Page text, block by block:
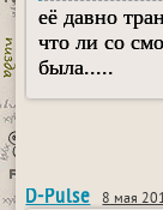
её давно
что ли со
была.....
D-Pulse 8 мая